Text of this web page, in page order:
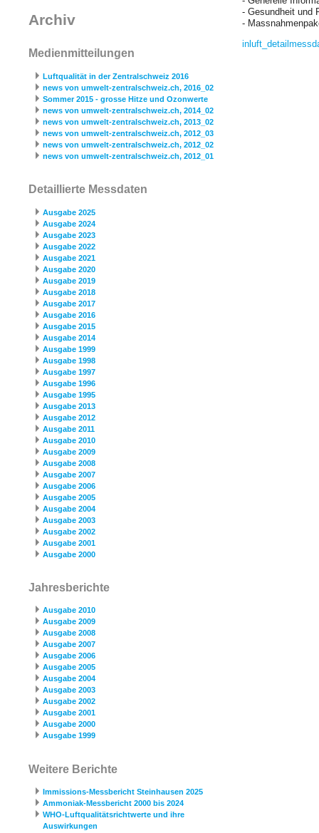
Archiv
Medienmitteilungen
Luftqualität in der Zentralschweiz 2016
news von umwelt-zentralschweiz.ch, 2016_02
Sommer 2015 - grosse Hitze und Ozonwerte
news von umwelt-zentralschweiz.ch, 2014_02
news von umwelt-zentralschweiz.ch, 2013_02
news von umwelt-zentralschweiz.ch, 2012_03
news von umwelt-zentralschweiz.ch, 2012_02
news von umwelt-zentralschweiz.ch, 2012_01
Detaillierte Messdaten
Ausgabe 2025
Ausgabe 2024
Ausgabe 2023
Ausgabe 2022
Ausgabe 2021
Ausgabe 2020
Ausgabe 2019
Ausgabe 2018
Ausgabe 2017
Ausgabe 2016
Ausgabe 2015
Ausgabe 2014
Ausgabe 1999
Ausgabe 1998
Ausgabe 1997
Ausgabe 1996
Ausgabe 1995
Ausgabe 2013
Ausgabe 2012
Ausgabe 2011
Ausgabe 2010
Ausgabe 2009
Ausgabe 2008
Ausgabe 2007
Ausgabe 2006
Ausgabe 2005
Ausgabe 2004
Ausgabe 2003
Ausgabe 2002
Ausgabe 2001
Ausgabe 2000
Jahresberichte
Ausgabe 2010
Ausgabe 2009
Ausgabe 2008
Ausgabe 2007
Ausgabe 2006
Ausgabe 2005
Ausgabe 2004
Ausgabe 2003
Ausgabe 2002
Ausgabe 2001
Ausgabe 2000
Ausgabe 1999
Weitere Berichte
Immissions-Messbericht Steinhausen 2025
Ammoniak-Messbericht 2000 bis 2024
WHO-Luftqualitätsrichtwerte und ihre
Auswirkungen
- Gesundheit und
-